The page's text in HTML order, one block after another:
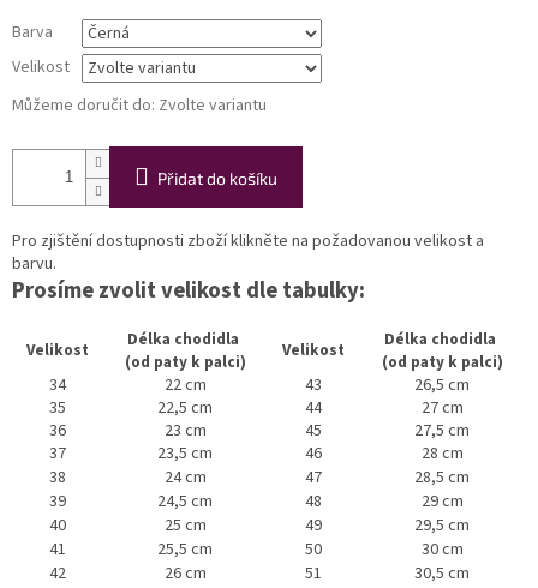
Barva
Velikost
Můžeme doručit do: Zvolte variantu
Přidat do košíku
Pro zjištění dostupnosti zboží klikněte na požadovanou velikost a
barvu.
Prosíme zvolit velikost dle tabulky:
Velikost
Délka chodidla
(od paty k palci)
Velikost
Délka chodidla
(od paty k palci)
34 22 cm 43
26,5 cm
35
22,5 cm 44
27 cm
36
23 cm 45
27,5 cm
37
23,5 cm 46
28 cm
38
24 cm 47
28,5 cm
39
24,5 cm 48
29 cm
40
25 cm 49
29,5 cm
41
25,5 cm 50
30 cm
42
26 cm 51 30,5 cm